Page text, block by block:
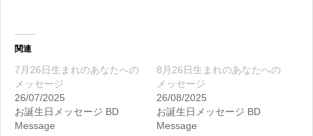
関連
7月26日生まれのあなたへの
メッセージ
26/07/2025
お誕生日メッセージ BD
Message
8月26日生まれのあなたへの
メッセージ
26/08/2025
お誕生日メッセージ BD
Message